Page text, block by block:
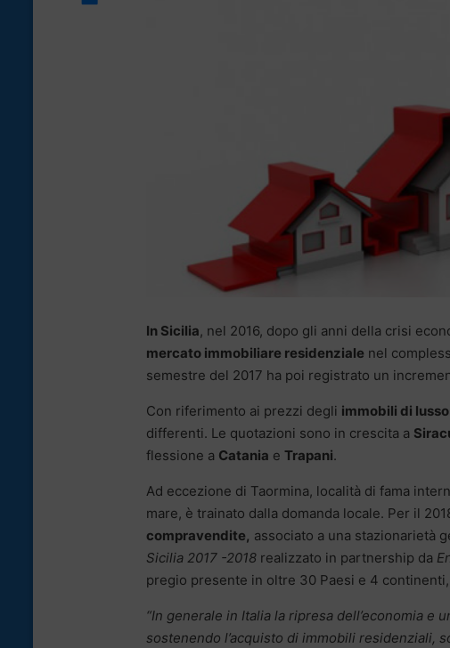
In Sicilia, nel 2016, dopo gli anni della crisi
mercato immobiliare residenziale nel
semestre del 2017 ha poi registrato un
Con riferimento ai prezzi degli immobili di lusso
differenti. Le quotazioni sono in crescita a
flessione a Catania e Trapani.
Ad eccezione di Taormina, località di fama
mare, è trainato dalla domanda locale. Per il
compravendite, associato a una stazionarietà
Sicilia 2017 -2018 realizzato in partnership da
pregio presente in oltre 30 Paesi e 4
“In generale in Italia la ripresa dell’economia e
sostenendo l’acquisto di immobili residenziali,